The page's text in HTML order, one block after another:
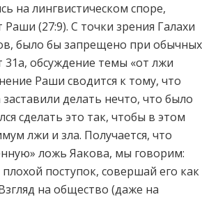
на лингвистическом споре,
(27:9). С точки зрения Галахи
было бы запрещено при обычных
31a, обсуждение темы «от лжи
Раши сводится к тому, что
делать нечто, что было
сделать это так, чтобы в этом
лжи и зла. Получается, что
ложь Яакова, мы говорим:
поступок, совершай его как
на общество (даже на